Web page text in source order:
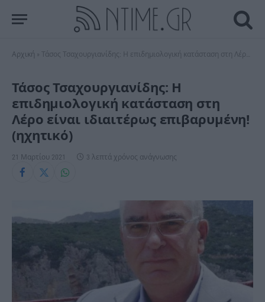
Αρχική Τάσος Τσαχουργιανίδης: Η επιδημιολογική κατάσταση στη Λέρο είναι ιδιαιτέρως επιβαρυμένη! (ηχητικό)
Τάσος Τσαχουργιανίδης: Η
επιδημιολογική κατάσταση στη
Λέρο είναι ιδιαιτέρως επιβαρυμένη!
(ηχητικό)
21 Μαρτίου 2021 3 λεπτά χρόνος ανάγνωσης